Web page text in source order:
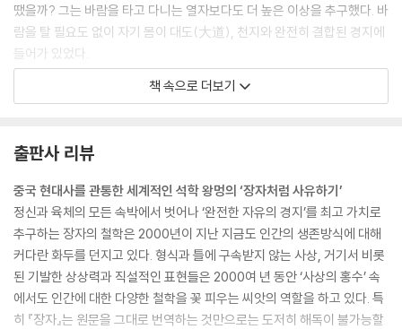
땠을까? 그는 바람을 타고 다니는 열자보다도 더 높은 이상을 추구했다. 바
람을 탈 필요도 없이 자기 몸이 대도(大道), 천지와 완전히 결합된 경지에
들어가 있었다.
그런데 오로지 상상 속의 비행만을 이야기하는 것을 보니 어쩐지 처량함과
좌절감, 무력감과 적막감, 사방이 희뿌옇고 먹먹한 느낌, 황망함 같은 것들
유로운 휴식 --- pp.32~33
무궁함에서 자유자재로 소요하기를 바라면서도 다른 한편으로는 모든 세
속적 가치와 세속의 관념, 개인적 욕망을 극도로 경멸하고 부정하고, 자신
의 남다른 행동을 한껏 과시한 것이 장자사상의 중요한 특징 중 하나다. 세
속을 인정하면서도 한편으로는 부정하는 것이 장자가 소요에 이르기 위한
근본적인 전제조건이었다._소요유逍遙游: 위대한 날갯짓과 자유로운 휴
식 --- p.34
책 속으로 더보기
출판사 리뷰
중국 현대사를 관통한 세계적인 석학 왕멍의 ‘장자처럼 사유하기’
정신과 육체의 모든 속박에서 벗어나 ‘완전한 자유의 경지’를 최고 가치로
추구하는 장자의 철학은 2000년이 지난 지금도 인간의 생존방식에 대해
커다란 화두를 던지고 있다. 형식과 틀에 구속받지 않는 사상, 거기서 비롯
된 기발한 상상력과 직설적인 표현들은 2000여 년 동안 ‘사상의 홍수’ 속
에서도 인간에 대한 다양한 철학을 꽃 피우는 씨앗의 역할을 하고 있다. 특
히 『장자』는 원문을 그대로 번역하는 것만으로는 도저히 해독이 불가능할